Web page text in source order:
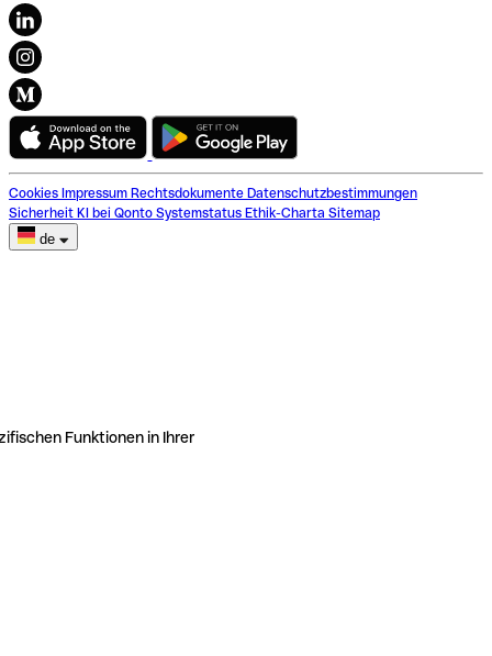
Cookies Impressum Rechtsdokumente Datenschutzbestimmungen
Sicherheit KI bei Qonto Systemstatus Ethik-Charta Sitemap
de
Funktionen in Ihrer